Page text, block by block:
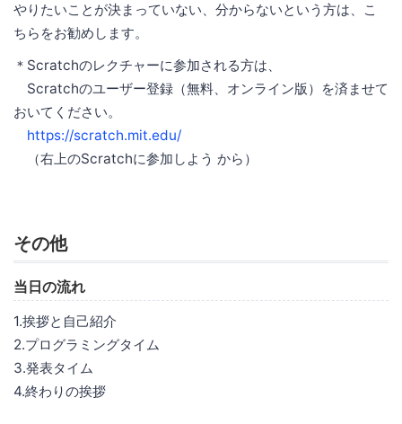
やりたいことが決まっていない、分からないという方は、こ
ちらをお勧めします。
＊Scratchのレクチャーに参加される方は、
Scratchのユーザー登録（無料、オンライン版）を済ませて
おいてください。
https://scratch.mit.edu/
（右上のScratchに参加しよう から）
その他
当日の流れ
1.挨拶と自己紹介
2.プログラミングタイム
3.発表タイム
4.終わりの挨拶